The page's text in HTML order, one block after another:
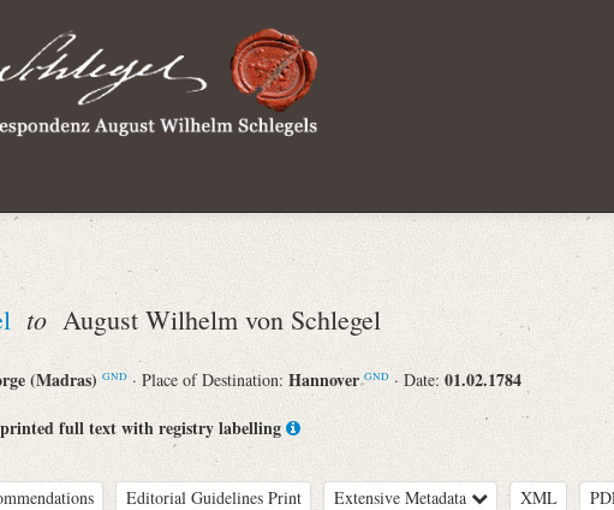
to August Wilhelm von Schlegel
(Madras) GND · Place of Destination: HannoverGND · Date: 01.02.1784
full text with registry labelling
Editorial Guidelines Print Extensive Metadata XML